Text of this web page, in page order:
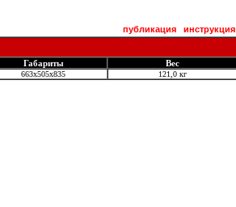
публикация
инструкция
Габариты Вес
663х505х835 121,0 кг